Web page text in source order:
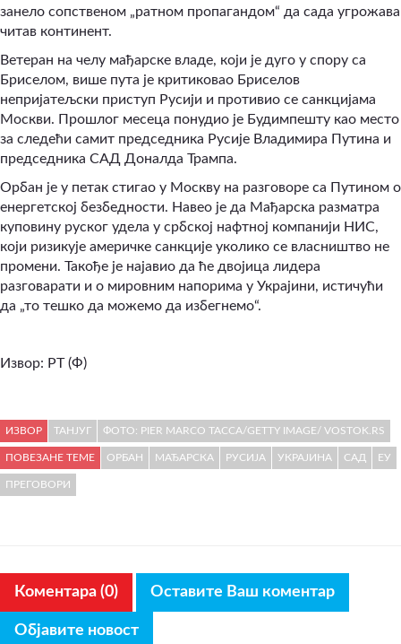
занело сопственом „ратном пропагандом“ да сада угрожава
читав континент.
Ветеран на челу мађарске владе, који је дуго у спору са
Бриселом, више пута је критиковао Бриселов
непријатељски приступ Русији и противио се санкцијама
Москви. Прошлог месеца понудио је Будимпешту као место
за следећи самит председника Русије Владимира Путина и
председника САД Доналда Трампа.
Орбан је у петак стигао у Москву на разговоре са Путином о
енергетској безбедности. Навео је да Мађарска разматра
куповину руског удела у србској нафтној компанији НИС,
који ризикује америчке санкције уколико се власништво не
промени. Такође је најавио да ће двојица лидера
разговарати и о мировним напорима у Украјини, истичући
да „то тешко да можемо да избегнемо“.
Извор: РТ (Ф)
ИЗВОР ТАНЈУГ ФОТО: PIER MARCO TACCA/GETTY IMAGE/ VOSTOK.RS
ПОВЕЗАНЕ ТЕМЕ ОРБАН МАЂАРСКА РУСИЈА УКРАЈИНА САД ЕУ
ПРЕГОВОРИ
Коментара (0) Оставите Ваш коментар
Објавите новост